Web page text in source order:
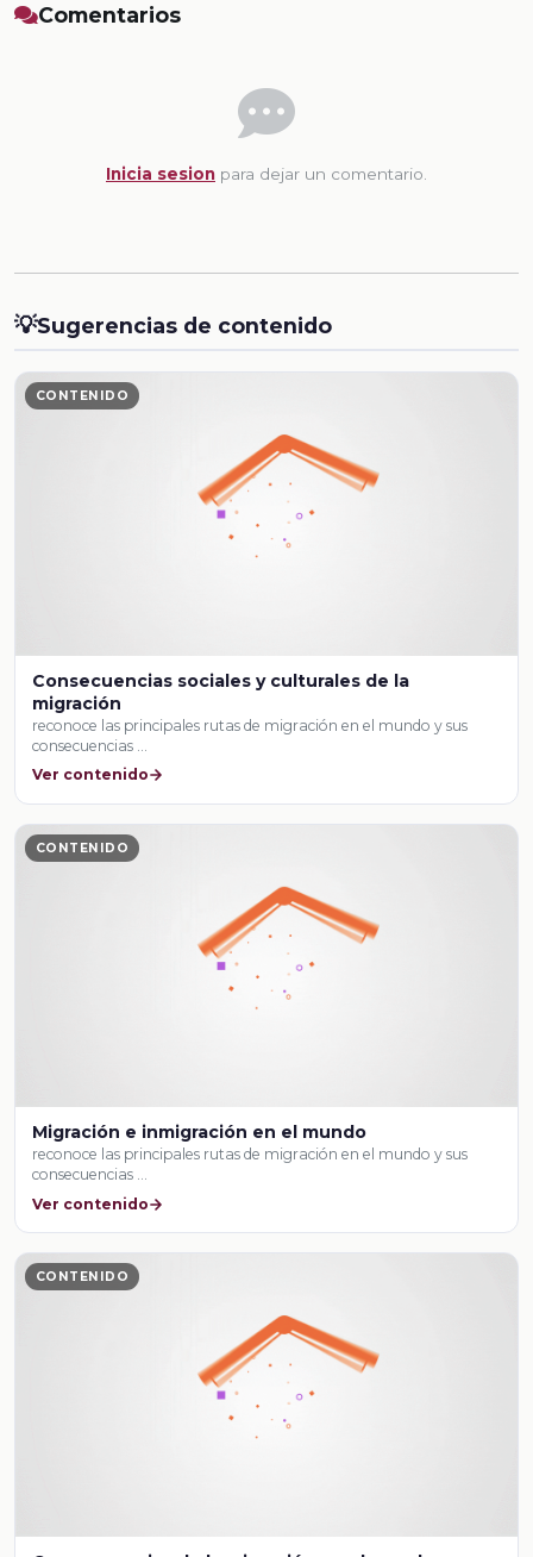
Comentarios
Inicia sesion para dejar un comentario.
💡Sugerencias de contenido
CONTENIDO
Consecuencias sociales y culturales de la
migración
reconoce las principales rutas de migración en el mundo y sus
consecuencias …
Ver contenido
CONTENIDO
Migración e inmigración en el mundo
reconoce las principales rutas de migración en el mundo y sus
consecuencias …
Ver contenido
CONTENIDO